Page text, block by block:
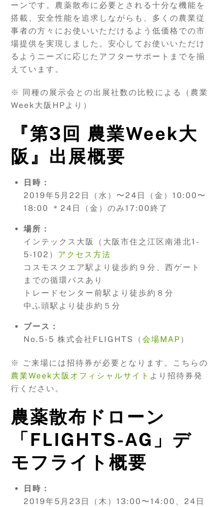
ーンです。農薬散布に必要とされる十分な機能を
搭載、安全性能を追求しながらも、多くの農業従
事者の方々にお使いいただけるよう低価格での市
場提供を実現しました。安心してお使いいただけ
るようニーズに応じたアフターサポートまでを揃
えています。
※ 同種の展示会との出展社数の比較による（農業
Week大阪HPより）
『第3 回 農業Week大
阪 』 出展概要
日時：
2019年5月22日（水）〜24日（金）10:00〜
18:00 ＊24日（金）のみ17:00終了
場所：
インテックス大阪（大阪市住之江区南港北1-
5-102） アクセス方法
コスモスクエア駅より徒歩約９分、西ゲート
までの循環バスあり
トレードセンター前駅より徒歩約８分
中ふ頭駅より徒歩約５分
ブース：
No.5-5 株式会社FLIGHTS（ 会場MAP ）
※ ご来場には招待券が必要となります。こちらの
農業Week大阪オフィシャルサイト より招待券発
行ください。
農薬散布ドローン
「 FLIGHTS-AG 」デ
モフライト概要
日時：
2019年5月23日（木）13:00〜14:00、24日